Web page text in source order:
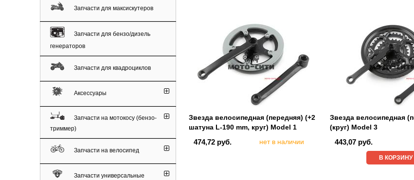
Звезда велосипедная (передняя) (+2
шатуна L-190 mm, круг) Model 1
474,72 руб. нет в наличии
Звезда велосипедная
(круг) Model 3
443,07 руб.
В КОРЗИНУ
Запчасти для максискутеров
Запчасти для бензо/дизель
генераторов
Запчасти для квадроциклов
Аксессуары
Запчасти на мотокосу (бензо-
триммер)
Запчасти на велосипед
Запчасти универсальные